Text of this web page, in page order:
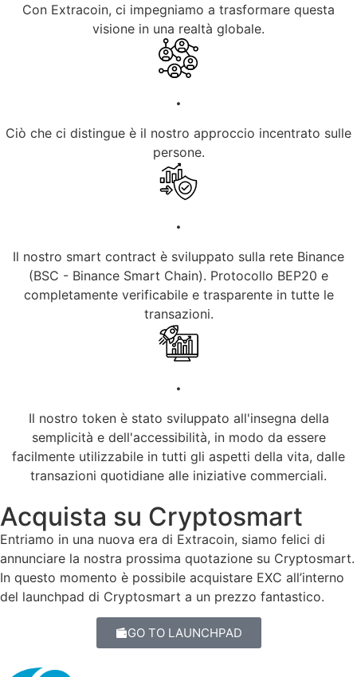
Con Extracoin, ci impegniamo a trasformare questa
visione in una realtà globale.
.
Ciò che ci distingue è il nostro approccio incentrato sulle
persone.
.
Il nostro smart contract è sviluppato sulla rete Binance
(BSC - Binance Smart Chain). Protocollo BEP20 e
completamente verificabile e trasparente in tutte le
transazioni.
.
Il nostro token è stato sviluppato all'insegna della
semplicità e dell'accessibilità, in modo da essere
facilmente utilizzabile in tutti gli aspetti della vita, dalle
transazioni quotidiane alle iniziative commerciali.
Acquista su Cryptosmart
Entriamo in una nuova era di Extracoin, siamo felici di
annunciare la nostra prossima quotazione su Cryptosmart.
In questo momento è possibile acquistare EXC all’interno
del launchpad di Cryptosmart a un prezzo fantastico.
GO TO LAUNCHPAD